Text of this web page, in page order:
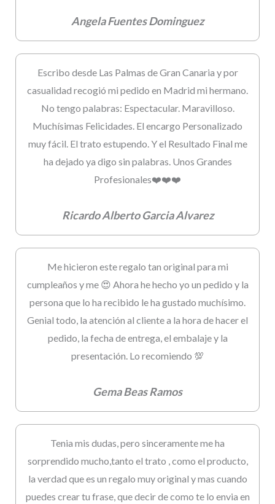
Angela Fuentes Dominguez
Escribo desde Las Palmas de Gran Canaria y por
casualidad recogió mi pedido en Madrid mi hermano.
No tengo palabras: Espectacular. Maravilloso.
Muchísimas Felicidades. El encargo Personalizado
muy fácil. El trato estupendo. Y el Resultado Final me
ha dejado ya digo sin palabras. Unos Grandes
Profesionales❤️❤️❤️
Ricardo Alberto Garcia Alvarez
Me hicieron este regalo tan original para mi
cumpleaños y me 😍 Ahora he hecho yo un pedido y la
persona que lo ha recibido le ha gustado muchísimo.
Genial todo, la atención al cliente a la hora de hacer el
pedido, la fecha de entrega, el embalaje y la
presentación. Lo recomiendo 💯
Gema Beas Ramos
Tenia mis dudas, pero sinceramente me ha
sorprendido mucho,tanto el trato , como el producto,
la verdad que es un regalo muy original y mas cuando
puedes crear tu frase, que decir de como te lo envia en